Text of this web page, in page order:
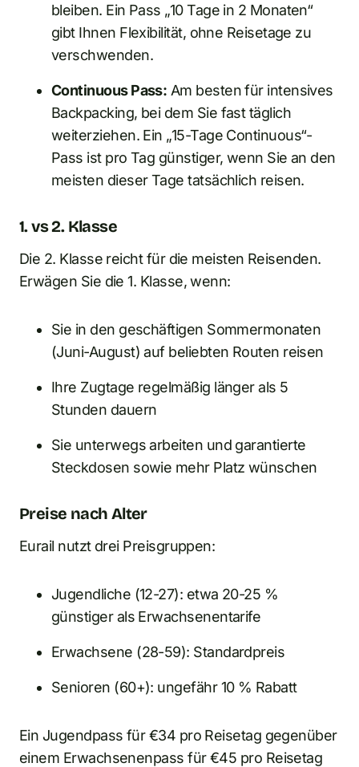
bleiben. Ein Pass „10 Tage in 2 Monaten“
gibt Ihnen Flexibilität, ohne Reisetage zu
verschwenden.
Continuous Pass: Am besten für intensives
Backpacking, bei dem Sie fast täglich
weiterziehen. Ein „15-Tage Continuous“-
Pass ist pro Tag günstiger, wenn Sie an den
meisten dieser Tage tatsächlich reisen.
1. vs 2. Klasse
Die 2. Klasse reicht für die meisten Reisenden.
Erwägen Sie die 1. Klasse, wenn:
Sie in den geschäftigen Sommermonaten
(Juni-August) auf beliebten Routen reisen
Ihre Zugtage regelmäßig länger als 5
Stunden dauern
Sie unterwegs arbeiten und garantierte
Steckdosen sowie mehr Platz wünschen
Preise nach Alter
Eurail nutzt drei Preisgruppen:
Jugendliche (12-27): etwa 20-25 %
günstiger als Erwachsenentarife
Erwachsene (28-59): Standardpreis
Senioren (60+): ungefähr 10 % Rabatt
Ein Jugendpass für €34 pro Reisetag gegenüber
einem Erwachsenenpass für €45 pro Reisetag